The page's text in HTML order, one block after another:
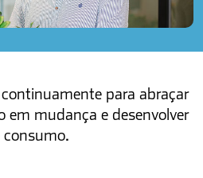
continuamente para abraçar
em mudança e desenvolver
consumo.